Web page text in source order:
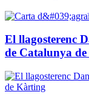
El llagosterenc
de Catalunya